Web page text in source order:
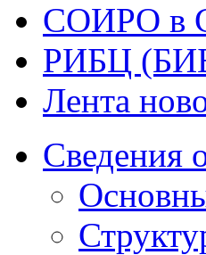
СОИРО в
РИБЦ
Лента
Сведения